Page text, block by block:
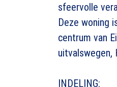
sfeervolle
Deze woning
centrum van
uitvalswegen,
INDELING: